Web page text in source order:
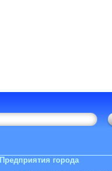
Предприятия города